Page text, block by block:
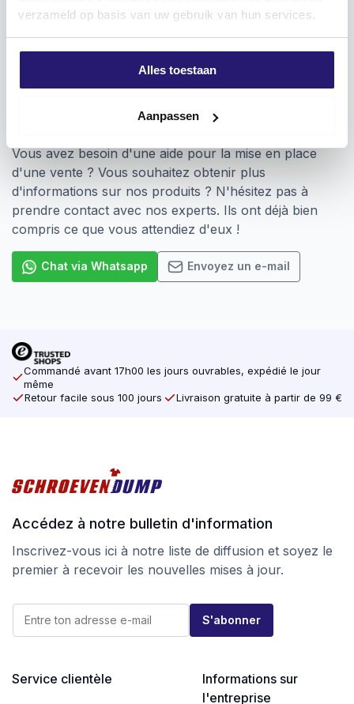
verzameld op basis van uw gebruik van hun services.
Alles toestaan
Aanpassen
Application
Vissage d’éléments de fixation dotés d’un raccord
Pozidriv
Vous avez besoin d'une aide pour la mise en place
d'une vente ? Vous souhaitez obtenir plus
d'informations sur nos produits ? N'hésitez pas à
prendre contact avec nos experts. Ils ont déjà bien
compris ce que vous attendiez d'eux !
Chat via Whatsapp Envoyez un e-mail
Commandé avant 17h00 les jours ouvrables, expédié le jour
même
Retour facile sous 100 jours
Livraison gratuite à partir de 99 €
Accédez à notre bulletin d'information
Inscrivez-vous ici à notre liste de diffusion et soyez le
premier à recevoir les nouvelles mises à jour.
a
*
E
m
l
S'abonner
Service clientèle
Informations sur
l'entreprise